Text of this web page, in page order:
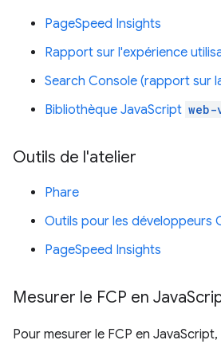
PageSpeed Insights
Rapport sur l'expérience
Search Console (rapport sur
Bibliothèque JavaScript
Outils de l'atelier
Phare
Outils pour les développeurs
PageSpeed Insights
Mesurer le FCP en Java
Pour mesurer le FCP en